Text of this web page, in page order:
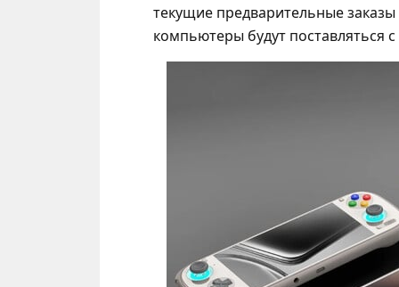
текущие предварительные
компьютеры будут поставляться